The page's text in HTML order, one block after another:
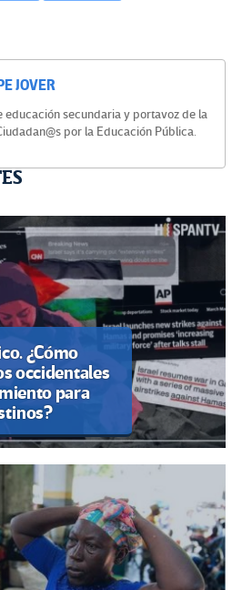
JOVER
educación secundaria y portavoz de la
por la Educación Pública.
¿Cómo
occidentales
para